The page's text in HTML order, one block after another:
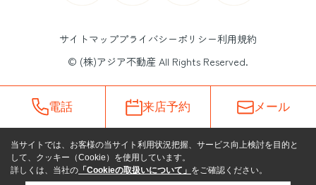
サイトマッププライバシーポリシー利用規約
© (株)アジア不動産 All Rights Reserved.
電話 来店予約 メール
当サイトでは、お客様の当サイト利用状況把握、サービス向上検討を目的と
して、クッキー（Cookie）を使用しています。
詳しくは、当社の 「Cookieの取扱いについて」 をご確認ください。